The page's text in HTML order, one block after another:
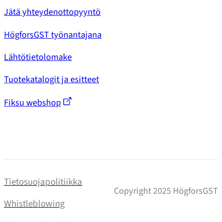
Jätä yhteydenottopyyntö
HögforsGST työnantajana
Lähtötietolomake
Tuotekatalogit ja esitteet
Fiksu webshop
Tietosuojapolitiikka
Whistleblowing
Copyright 2025 HögforsGST